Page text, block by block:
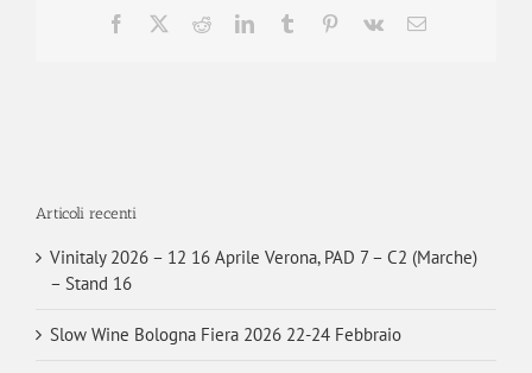
Facebook RedditLinkedInTumblr Pinterest
Vk Email
Articoli recenti
Vinitaly 2026 – 12 16 Aprile Verona, PAD 7 – C2 (Marche)
– Stand 16
Slow Wine Bologna Fiera 2026 22-24 Febbraio